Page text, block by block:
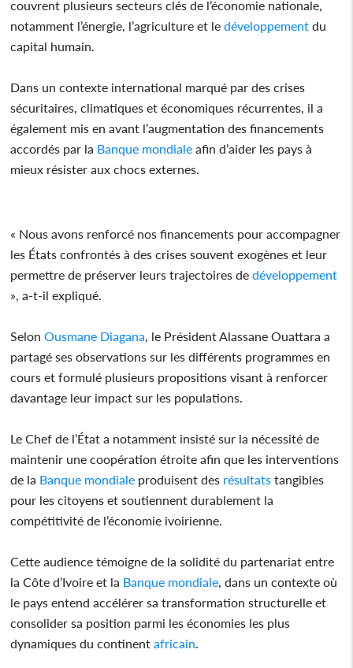
couvrent plusieurs secteurs clés de l’économie nationale,
notamment l’énergie, l’agriculture et le développement du
capital humain.
Dans un contexte international marqué par des crises
sécuritaires, climatiques et économiques récurrentes, il a
également mis en avant l’augmentation des financements
accordés par la Banque mondiale afin d’aider les pays à
mieux résister aux chocs externes.
« Nous avons renforcé nos financements pour accompagner
les États confrontés à des crises souvent exogènes et leur
permettre de préserver leurs trajectoires de développement
», a-t-il expliqué.
Selon Ousmane Diagana, le Président Alassane Ouattara a
partagé ses observations sur les différents programmes en
cours et formulé plusieurs propositions visant à renforcer
davantage leur impact sur les populations.
Le Chef de l’État a notamment insisté sur la nécessité de
maintenir une coopération étroite afin que les interventions
de la Banque mondiale produisent des résultats tangibles
pour les citoyens et soutiennent durablement la
compétitivité de l’économie ivoirienne.
Cette audience témoigne de la solidité du partenariat entre
la Côte d’Ivoire et la Banque mondiale, dans un contexte où
le pays entend accélérer sa transformation structurelle et
consolider sa position parmi les économies les plus
dynamiques du continent africain.